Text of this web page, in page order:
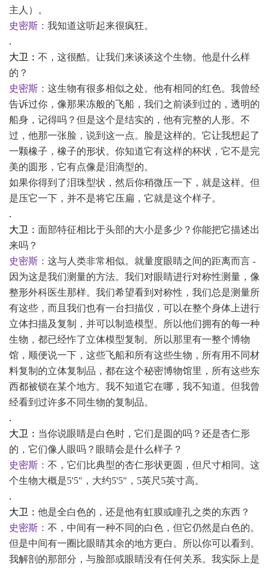
主人）。
史密斯： 我知道这听起来很疯狂。
.
大卫： 不，这很酷。让我们来谈谈这个生物。他是什么样
的？
史密斯： 这生物有很多相似之处。他有相同的红色。我曾经
告诉过你，像那果冻般的飞船，我们之前谈到过的，透明的
船身，记得吗？但是这个是结实的，他有完整的人形。不
过，他那一张脸，说到这一点。脸是这样的。它让我想起了
一颗橡子，橡子的形状。你知道它有这样的杯状，它不是完
美的圆形，它有点像是泪滴型的。
如果你得到了泪珠型状，然后你稍微压一下，就是这样。但
是压它一下，并不是将它压扁，它就是这个样子。
.
大卫： 面部特征相比于头部的大小是多少？你能把它描述出
来吗？
史密斯： 这与人类非常相似。就量度眼睛之间的距离而言 -
因为这是我们测量的方法。我们对眼睛进行对称性测量，像
整形外科医生那样。我们希望看到对称性，我们总是测量所
有这些，而且我们也有一台扫描仪，可以在整个身体上进行
立体扫描及复制，并可以制造模型。所以他们拥有的每一种
生物，都已经怍了立体模型复制。所以那里有一整个博物
馆，顺便说一下，这些飞船和所有这些生物，所有用不同材
料复制的立体复制品，都在这个秘密博物馆里，所有这些东
西都被锁在某个地方。我不知道它在哪，我不知道。但我曾
经看到过许多不同生物的复制品。
.
大卫： 当你说眼睛是白色时，它们是圆的吗？还是杏仁形
的，它们像人眼吗？眼睛会是什么样子？
史密斯： 不，它们比典型的杏仁形状更圆，但尺寸相同。这
个生物大概是5'5"，大约5'5"，5英尺5英寸高。
.
大卫： 他是全白色的，还是他有虹膜或瞳孔之类的东西？
史密斯： 不，中间有一种不同的白色，但它仍然是白色的。
但是中间有一圈比眼睛其余的地方更白。所以你可以看到。
我解剖的那部分，与脸部或眼睛没有任何关系。我实际上是